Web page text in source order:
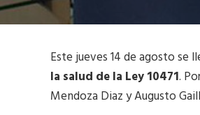
Este jueves 14 de agosto se
la salud de la Ley 10471.
Mendoza Diaz y Augusto